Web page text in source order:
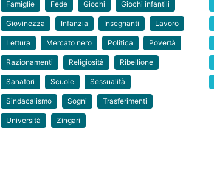
Famiglie Fede Giochi Giochi infantili
Giovinezza Infanzia Insegnanti Lavoro
Lettura Mercato nero Politica Povertà
Razionamenti Religiosità Ribellione
Sanatori Scuole Sessualità
Sindacalismo Sogni Trasferimenti
Università Zingari